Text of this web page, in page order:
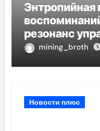
Энтропийная
резонанс
вниманием
mining_broth
Новости плюс